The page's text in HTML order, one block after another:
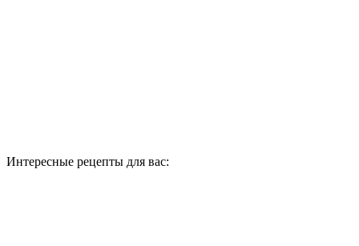
Интересные рецепты для вас: